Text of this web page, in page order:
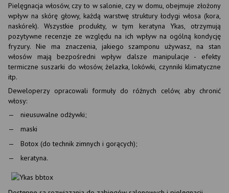
Pielęgnacja włosów, czy to w salonie, czy w domu, obejmuje złożony
wpływ na skórę głowy, każdą warstwę struktury łodygi włosa (kora,
naskórek). Wszystkie produkty, w tym keratyna Ykas, otrzymują
pozytywne recenzje ze względu na ich wpływ na ogólną kondycję
fryzury. Nie ma znaczenia, jakiego szamponu używasz, na stan
włosów mają bezpośredni wpływ dalsze manipulacje - efekty
termiczne suszarki do włosów, żelazka, lokówki, czynniki klimatyczne
itp.
Deweloperzy opracowali formuły do różnych celów, aby chronić
włosy:
nieusuwalne odżywki;
maski
Botox (do technik zimnych i gorących);
keratyna.